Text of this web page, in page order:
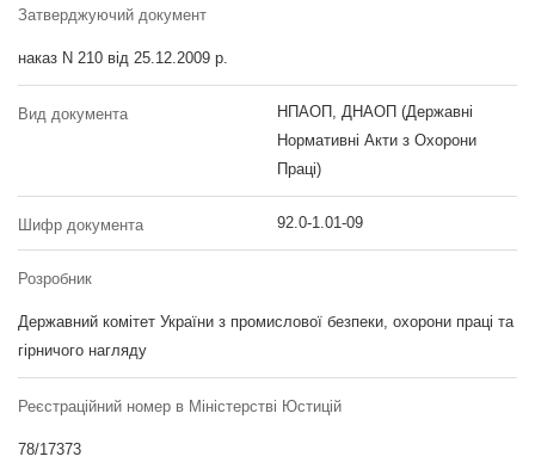
Затверджуючий документ
наказ N 210 від 25.12.2009 р.
Вид документа
НПАОП, ДНАОП (Державні
Нормативні Акти з Охорони
Праці)
Шифр документа 92.0-1.01-09
Розробник
Державний комітет України з промислової безпеки, охорони праці та
гірничого нагляду
Реєстраційний номер в Міністерстві Юстицій
78/17373